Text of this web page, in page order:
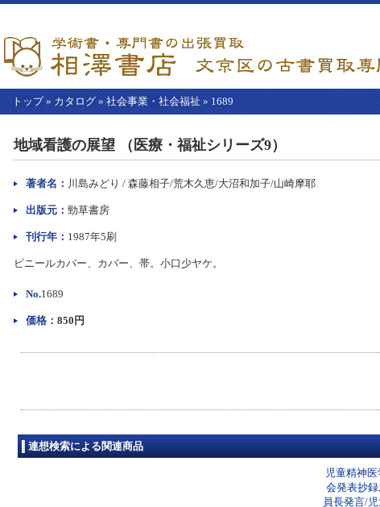
トップ» カタログ » 社会事業・社会福祉 » 1689
か
本
地域看護の展望 （医療・福祉シリーズ9）
著者名： 川島みどり / 森藤相子/荒木久恵/大沼和加子/山崎摩耶
出版元： 勁草書房
刊行年： 1987年5刷
ビニールカバー、カバー、帯。小口少ヤケ。
No.1689
価格： 850円
連想検索による関連商品
児童精神
会発表抄
員長発言/